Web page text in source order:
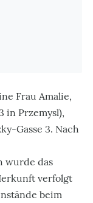
Frau Amalie,
in Przemysl),
Gasse 3. Nach
wurde das
verfolgt
beim